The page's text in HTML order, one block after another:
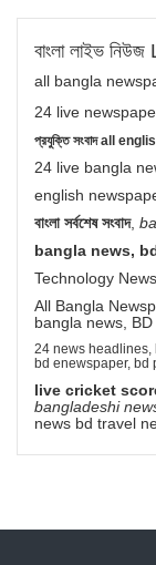
বাংলা লাইভ
all bangla
24 live
প্রযুক্তি সংবাদ all
24 live bangla
english
বাংলা সর্বশেষ সংবাদ,
bangla news,
Technology
All Bangla
bangla news,
24 news headlines,
bd enewspaper, bd
live cricket
bangladeshi
news bd travel